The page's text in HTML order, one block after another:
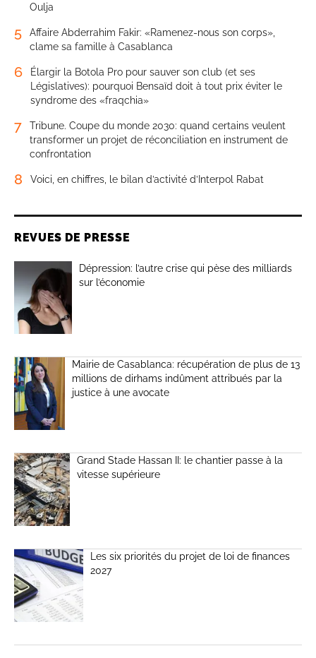
Oulja
5
Affaire Abderrahim Fakir: «Ramenez-nous son corps»,
clame sa famille à Casablanca
6
Élargir la Botola Pro pour sauver son club (et ses
Législatives): pourquoi Bensaïd doit à tout prix éviter le
syndrome des «fraqchia»
7
Tribune. Coupe du monde 2030: quand certains veulent
transformer un projet de réconciliation en instrument de
confrontation
8 Voici, en chiffres, le bilan d’activité d’Interpol Rabat
REVUES DE PRESSE
Dépression: l’autre crise qui pèse des milliards
sur l’économie
Mairie de Casablanca: récupération de plus de 13
millions de dirhams indûment attribués par la
justice à une avocate
Grand Stade Hassan II: le chantier passe à la
vitesse supérieure
Les six priorités du projet de loi de finances
2027